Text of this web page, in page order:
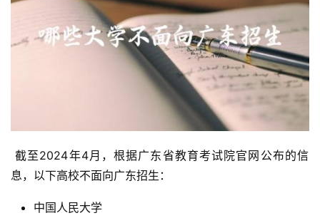
截至2024年4月，根据广东省教育考试院官网公布的信
息，以下高校不面向广东招生：
中国人民大学